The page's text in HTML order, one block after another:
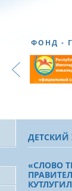
ФОНД -
ДЕТСКИЙ
«СЛОВО